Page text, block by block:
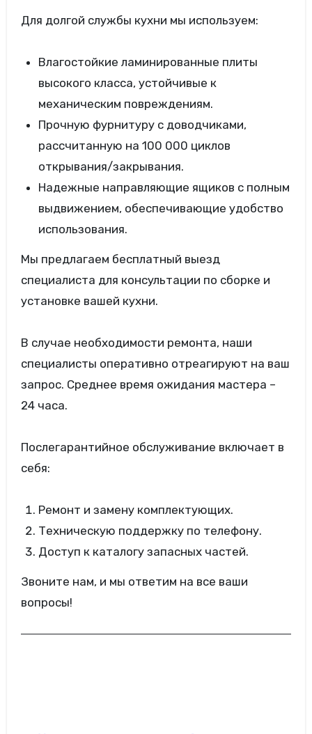
Для долгой службы кухни мы используем:
Влагостойкие ламинированные плиты
высокого класса, устойчивые к
механическим повреждениям.
Прочную фурнитуру с доводчиками,
рассчитанную на 100 000 циклов
открывания/закрывания.
Надежные направляющие ящиков с полным
выдвижением, обеспечивающие удобство
использования.
Мы предлагаем бесплатный выезд
специалиста для консультации по сборке и
установке вашей кухни.
В случае необходимости ремонта, наши
специалисты оперативно отреагируют на ваш
запрос. Среднее время ожидания мастера –
24 часа.
Послегарантийное обслуживание включает в
себя:
Ремонт и замену комплектующих.
Техническую поддержку по телефону.
Доступ к каталогу запасных частей.
Звоните нам, и мы ответим на все ваши
вопросы!